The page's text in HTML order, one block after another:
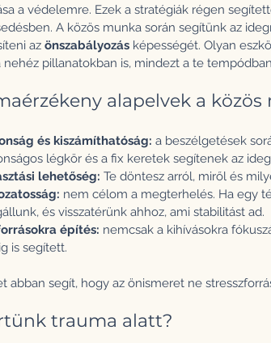
a védelemre. Ezek a stratégiák régen
A közös munka során segítünk az
az önszabályozás képességét. Olyan
nehéz pillanatokban is, mindezt a te
alapelvek a közös
és kiszámíthatóság: a beszélgetések
légkör és a fix keretek segítenek az
lehetőség: Te döntesz arról, miről és
nem célom a megterhelés. Ha egy
és visszatérünk ahhoz, ami stabilitást ad.
építés: nemcsak a kihívásokra
is segített.
abban segít, hogy az önismeret ne
trauma alatt?